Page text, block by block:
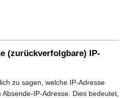
(zurückverfolgbare) IP-
zu sagen, welche IP-Adresse
IP-Adresse. Dies bedeutet,